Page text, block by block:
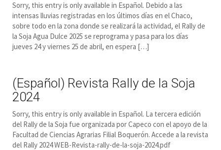
Sorry, this entry is only available in Español. Debido a las
intensas lluvias registradas en los últimos días en el Chaco,
sobre todo en la zona donde se realizará la actividad, el Rally de
la Soja Agua Dulce 2025 se reprograma y pasa para los días
jueves 24 y viernes 25 de abril, en espera […]
(Español) Revista Rally de la Soja
2024
Sorry, this entry is only available in Español. La tercera edición
del Rally de la Soja fue organizada por Capeco con el apoyo de la
Facultad de Ciencias Agrarias Filial Boquerón. Accede a la revista
del Rally 2024 WEB-Revista-rally-de-la-soja-2024.pdf